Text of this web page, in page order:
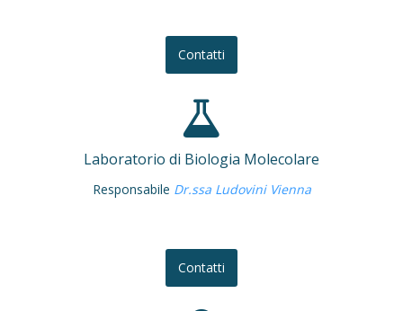
Contatti
Laboratorio di Biologia Molecolare
Responsabile Dr.ssa Ludovini Vienna
Contatti